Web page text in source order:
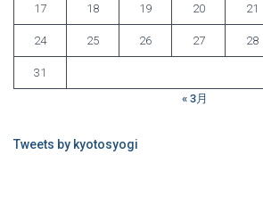
17 18 19 20 21
24 25 26 27 28
31
« 3月
Tweets by kyotosyogi